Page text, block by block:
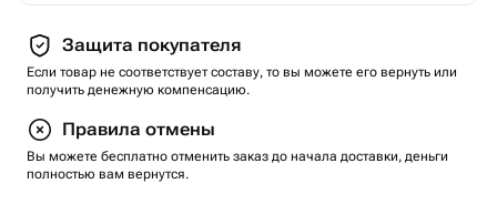
Защита покупателя
Если товар не соответствует составу, то вы можете его вернуть или
получить денежную компенсацию.
Правила отмены
Вы можете бесплатно отменить заказ до начала доставки, деньги
полностью вам вернутся.